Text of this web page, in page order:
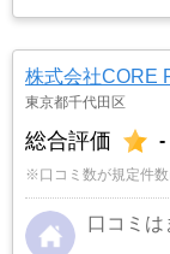
株式会社CORE
東京都千代田区
総合評価 -
※口コミ数が規定件数
口コミは